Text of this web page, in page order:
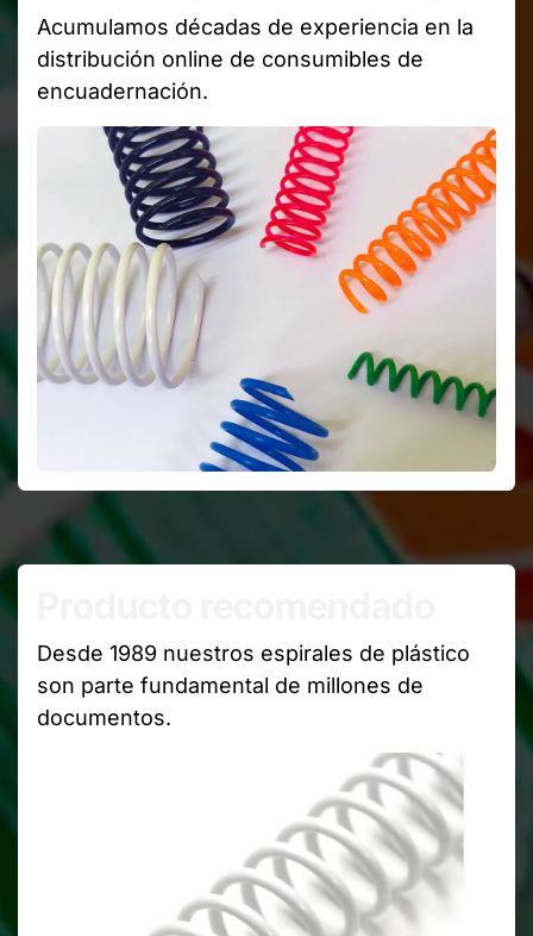
Acumulamos décadas de experiencia en la
distribución online de consumibles de
encuadernación.
Desde 1989 nuestros espirales de plástico
son parte fundamental de millones de
documentos.